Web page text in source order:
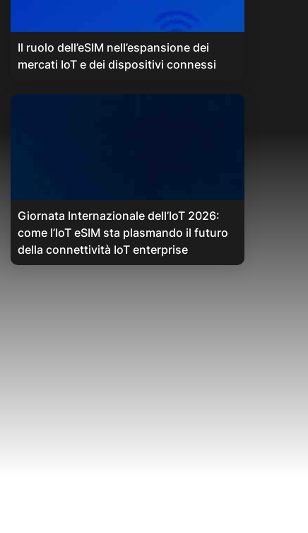
Il ruolo dell’eSIM nell’espansione dei
mercati IoT e dei dispositivi connessi
Giornata Internazionale dell’IoT 2026:
come l’IoT eSIM sta plasmando il futuro
della connettività IoT enterprise